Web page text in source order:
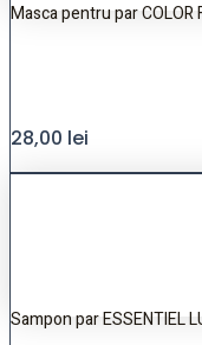
Masca pentru par COLOR
28,00 lei
Sampon par ESSENTIEL